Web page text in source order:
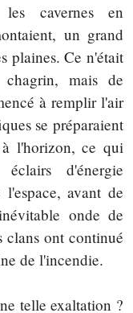
cavernes en
un grand
plaines. Ce n'était
mais de
à remplir l'air
se préparaient
l'horizon, ce qui
éclairs d'énergie
avant de
onde de
clans ont continué
de l'incendie.
telle exaltation ?